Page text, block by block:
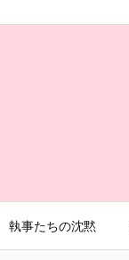
執事たちの沈黙